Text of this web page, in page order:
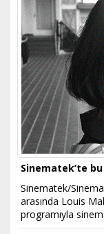
Sinematek’te
Sinematek/
arasında Louis
programıyla